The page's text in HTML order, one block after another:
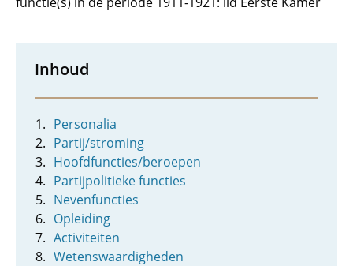
Inhoud
Personalia
Partij/stroming
Hoofdfuncties/beroepen
Partijpolitieke functies
Nevenfuncties
Opleiding
Activiteiten
Wetenswaardigheden